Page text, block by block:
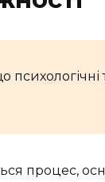
процес,